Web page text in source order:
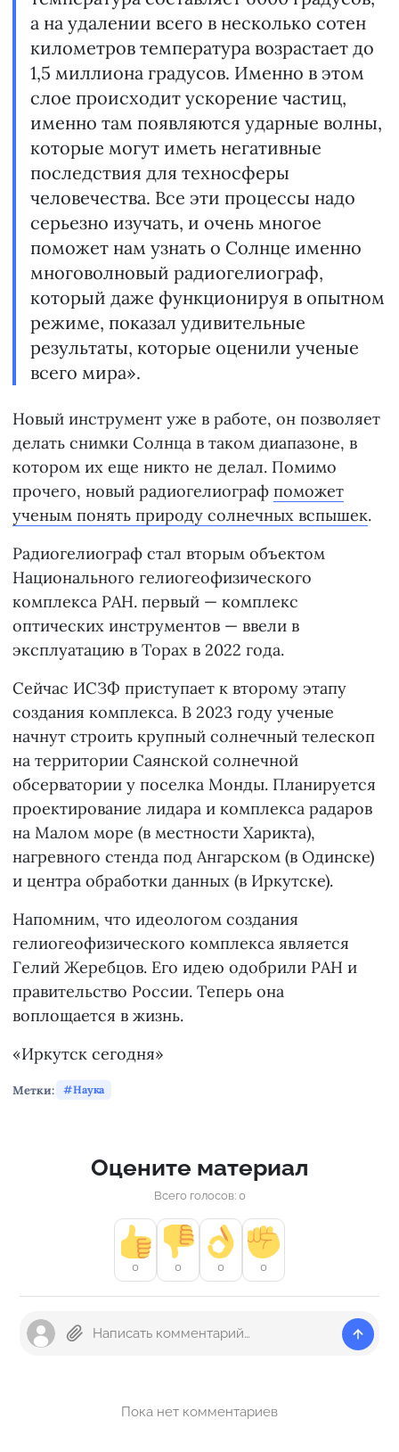
а на удалении всего в несколько сотен
километров температура возрастает до
1,5 миллиона градусов. Именно в этом
слое происходит ускорение частиц,
именно там появляются ударные волны,
которые могут иметь негативные
последствия для техносферы
человечества. Все эти процессы надо
серьезно изучать, и очень многое
поможет нам узнать о Солнце именно
многоволновый радиогелиограф,
который даже функционируя в опытном
режиме, показал удивительные
результаты, которые оценили ученые
всего мира».
Новый инструмент уже в работе, он позволяет
делать снимки Солнца в таком диапазоне, в
котором их еще никто не делал. Помимо
прочего, новый радиогелиограф поможет
ученым понять природу солнечных вспышек.
Радиогелиограф стал вторым объектом
Национального гелиогеофизического
комплекса РАН. первый — комплекс
оптических инструментов — ввели в
эксплуатацию в Торах в 2022 года.
Сейчас ИСЗФ приступает к второму этапу
создания комплекса. В 2023 году ученые
начнут строить крупный солнечный телескоп
на территории Саянской солнечной
обсерватории у поселка Монды. Планируется
проектирование лидара и комплекса радаров
на Малом море (в местности Харикта),
нагревного стенда под Ангарском (в Одинске)
и центра обработки данных (в Иркутске).
Напомним, что идеологом создания
гелиогеофизического комплекса является
Гелий Жеребцов. Его идею одобрили РАН и
правительство России. Теперь она
воплощается в жизнь.
«Иркутск сегодня»
Метки: Наука
Оцените материал
Всего голосов: 0
0 0 0 0
Пока нет комментариев